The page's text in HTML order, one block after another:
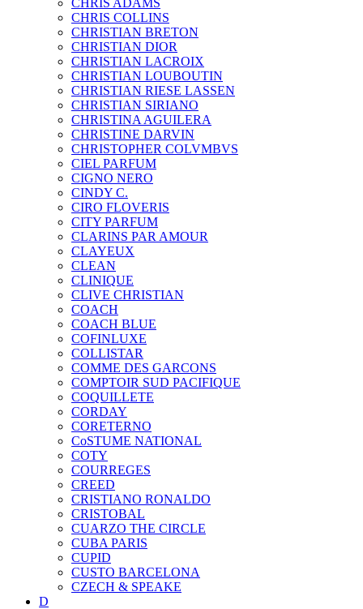
CHRIS ADAMS
CHRIS COLLINS
CHRISTIAN BRETON
CHRISTIAN DIOR
CHRISTIAN LACROIX
CHRISTIAN LOUBOUTIN
CHRISTIAN RIESE LASSEN
CHRISTIAN SIRIANO
CHRISTINA AGUILERA
CHRISTINE DARVIN
CHRISTOPHER COLVMBVS
CIEL PARFUM
CIGNO NERO
CINDY C.
CIRO FLOVERIS
CITY PARFUM
CLARINS PAR AMOUR
CLAYEUX
CLEAN
CLINIQUE
CLIVE CHRISTIAN
COACH
COACH BLUE
COFINLUXE
COLLISTAR
COMME DES GARCONS
COMPTOIR SUD PACIFIQUE
COQUILLETE
CORDAY
CORETERNO
CoSTUME NATIONAL
COTY
COURREGES
CREED
CRISTIANO RONALDO
CRISTOBAL
CUARZO THE CIRCLE
CUBA PARIS
CUPID
CUSTO BARCELONA
CZECH & SPEAKE
D